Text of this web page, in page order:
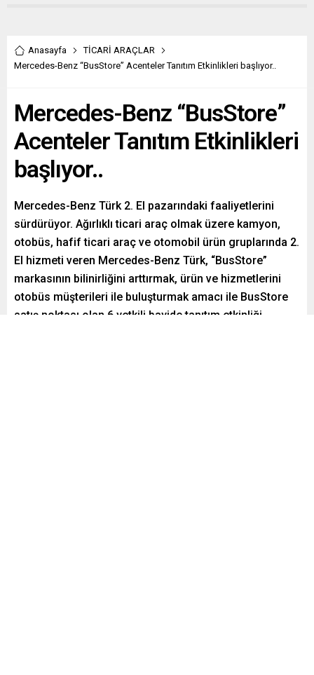
Anasayfa
TİCARİ ARAÇLAR
Mercedes-Benz “BusStore” Acenteler Tanıtım Etkinlikleri başlıyor..
Mercedes-Benz “BusStore”
Acenteler Tanıtım Etkinlikleri
başlıyor..
Mercedes-Benz Türk 2. El pazarındaki faaliyetlerini
sürdürüyor. Ağırlıklı ticari araç olmak üzere kamyon,
otobüs, hafif ticari araç ve otomobil ürün gruplarında 2.
El hizmeti veren Mercedes-Benz Türk, “BusStore”
markasının bilinirliğini arttırmak, ürün ve hizmetlerini
otobüs müşterileri ile buluşturmak amacı ile BusStore
satış noktası olan 6 yetkili bayide tanıtım etkinliği